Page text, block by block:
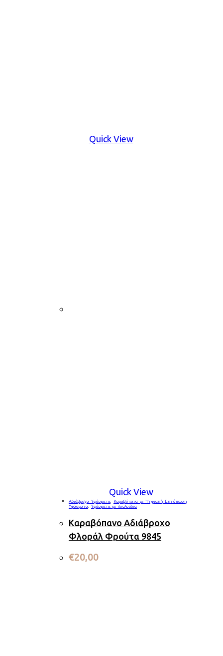
Quick View
Quick View
Αδιάβροχα Υφάσματα, Καραβόπανα με Ψηφιακή Εκτύπωση,
Υφάσματα, Υφάσματα με λουλούδια
Καραβόπανο Αδιάβροχο
Φλοράλ Φρούτα 9845
€20,00